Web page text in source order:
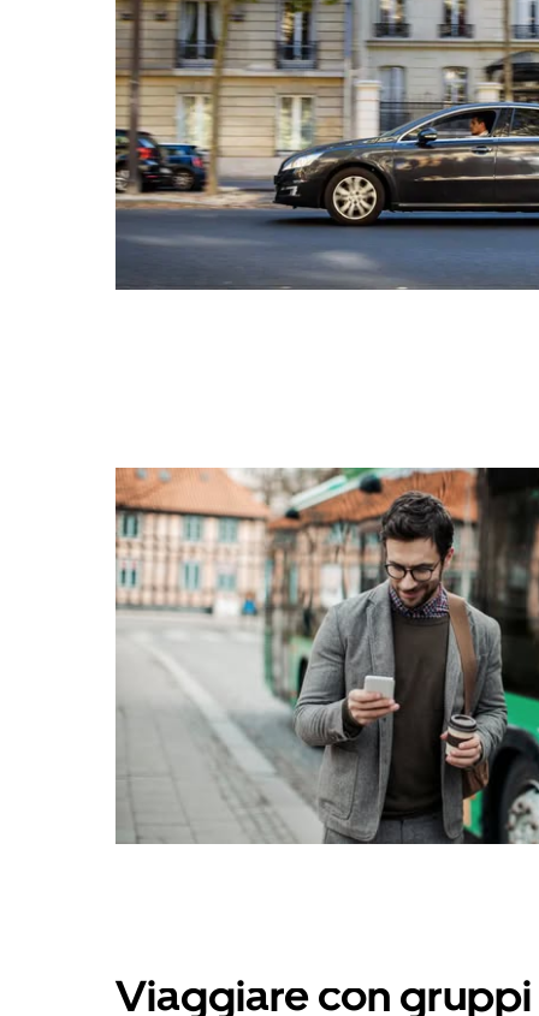
Viaggiare con gruppi